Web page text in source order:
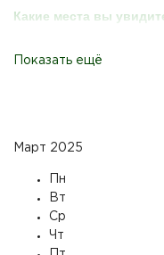
Какие места вы
сохранивший атмосферу
жилыми домами
неожиданная
увидитездание, где
рождались и
не всё! Вас ждут руины
Показать ещё
Март 2025
Пн
Вт
Ср
Чт